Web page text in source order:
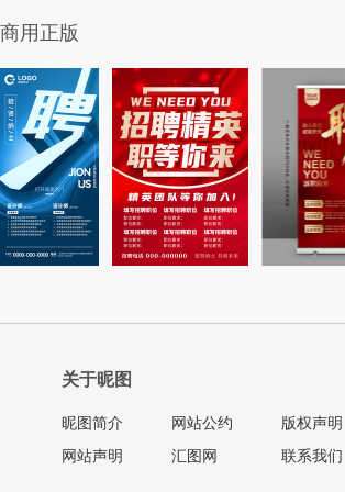
商用正版
关于昵图
昵图简介
网站声明
网站公约
汇图网
版权声明
联系我们